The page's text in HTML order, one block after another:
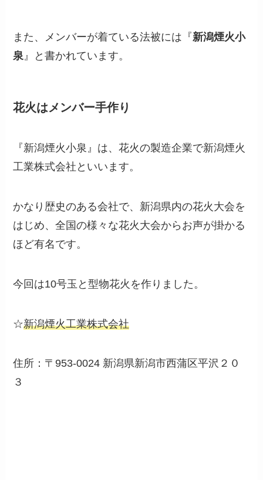
また、メンバーが着ている法被には『新潟煙火小
泉 』と書かれています。
花火はメンバー手作り
『新潟煙火小泉』は、花火の製造企業で新潟煙火
工業株式会社といいます。
かなり歴史のある会社で、新潟県内の花火大会を
はじめ、全国の様々な花火大会からお声が掛かる
ほど有名です。
今回は10号玉と型物花火を作りました。
☆新潟煙火工業株式会社
住所：〒953-0024 新潟県新潟市西蒲区平沢２０
３